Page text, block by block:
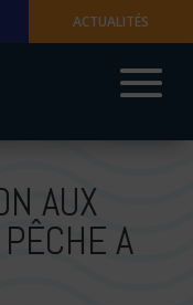
ACTUALITÉS
AUX
A